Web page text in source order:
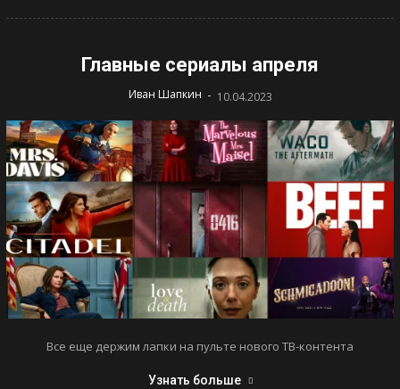
Главные сериалы апреля
Иван Шапкин - 10.04.2023
Все еще держим лапки на пульте нового ТВ-контента
Узнать больше